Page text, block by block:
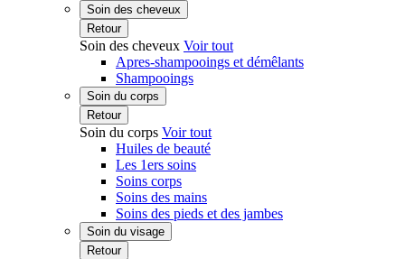
Soin des cheveux
Retour
Soin des cheveux Voir tout
Apres-shampooings et démêlants
Shampooings
Soin du corps
Retour
Soin du corps Voir tout
Huiles de beauté
Les 1ers soins
Soins corps
Soins des mains
Soins des pieds et des jambes
Soin du visage
Retour